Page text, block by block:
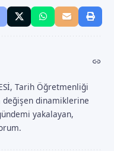
Tarih Öğretmenliği
değişen dinamiklerine
yakalayan,